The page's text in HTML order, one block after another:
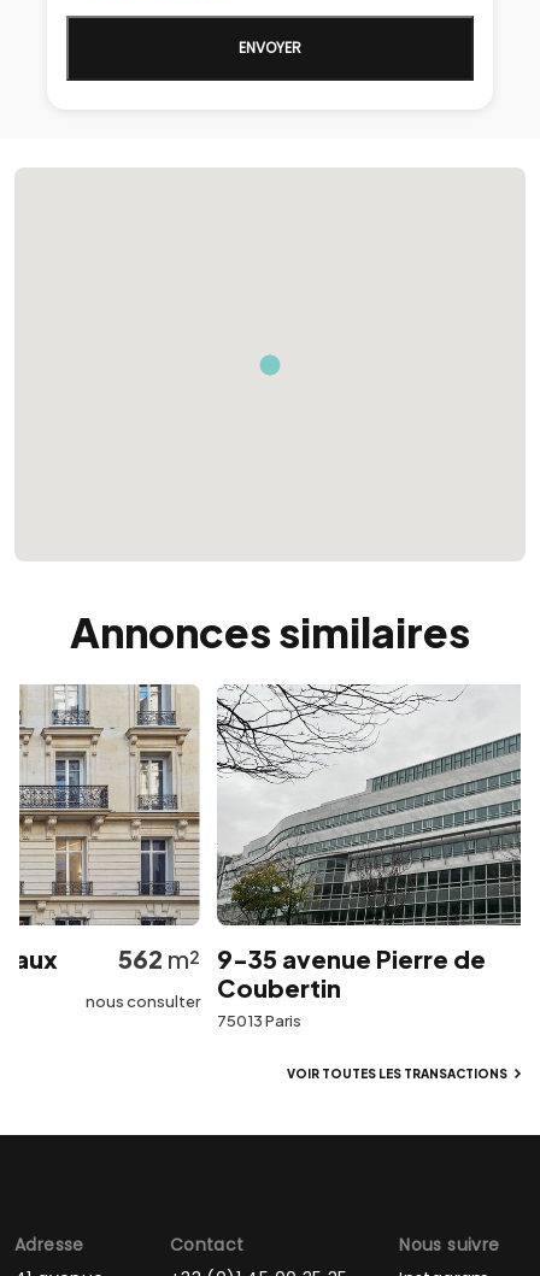
Annonces similaires
562m²
nous consulter
9-35 avenue Pierre de
Coubertin
75013 Paris
VOIR TOUTES LES TRANSACTIONS
Adresse
Contact
Nous suivre